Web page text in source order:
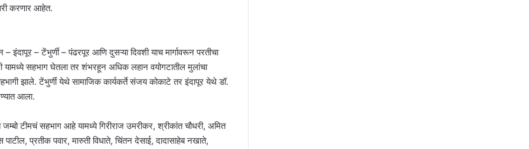
करणार आहेत.
– टेंभुर्णी – पंढरपूर आणि दुसऱ्या दिवशी याच मार्गावरून परतीचा
यामध्ये सहभाग घेतला तर शंभरहून अधिक लहान वयोगटातील मुलांचा
झाले. टेंभुर्णी येथे सामाजिक कार्यकर्ते संजय कोकाटे तर इंदापूर येथे डॉ.
आला.
टीमचं सहभाग आहे यामध्ये गिरीराज उमरीकर, श्रीकांत चौधरी, अमित
प्रतीक पवार, मारुती विधाते, चिंतन देसाई, दादासाहेब नखाते,